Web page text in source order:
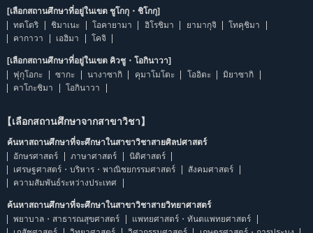
[เลือกสถานศึกษาที่อยู่ในเขต ชูโกกุ・ชิโกกุ]
ทตโตริ
ชิมาเนะ โอคายามา ฮิโรชิมา ยามากุจิ
โทคุชิมา
คากาวา
เอฮิมา โคจิ
[เลือกสถานศึกษาที่อยู่ในเขต คิวชู・โอกินาวา]
ฟุกุโอกะ
ซากะ นางาซากิ คุมาโมโตะ โออิตะ
มิยาซากิ
คาโกะชิมา
โอกินาวา
【เลือกสถานศึกษาจากสาขาวิชา】
ค้นหาสถานศึกษาที่จะศึกษาในสาขาวิชาสายศิลปศาสตร์
อักษรศาสตร์
ภาษาศาสตร์
นิติศาสตร์
เศรษฐศาสตร์・บริหาร・พาณิชยกรรมศาสตร์
สังคมศาสตร์
ความสัมพันธ์ระหว่างประเทศ
ค้นหาสถานศึกษาที่จะศึกษาในสาขาวิชาสายวิทยาศาสตร์
พยาบาล・สาธารณสุขศาสตร์
แพทยศาสตร์・ทันตแพทยศาสตร์